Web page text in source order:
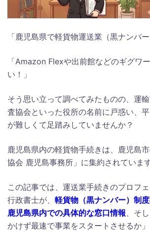
「鹿児島県で軽貨物運送業（黒ナンバ
「Amazon Flexや出前館などのギグワ
い！」
そう思い立って調べてみたものの、運
査協会といった役所の名前に戸惑い、
が難しくて足踏みしていませんか？
鹿児島県内の軽貨物手続きは、鹿児島
協会 鹿児島事務所」に集約されています
この記事では、運送業手続きのプロフ
行政書士が、 軽貨物（黒ナンバー）制
鹿児島県内での具体的な窓口情報 、そ
かけず最速で事業をスタートさせるか